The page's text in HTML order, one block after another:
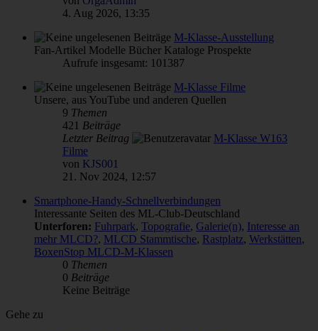
4. Aug 2026, 13:35
M-Klasse-Ausstellung
Fan-Artikel Modelle Bücher Kataloge Prospekte
Aufrufe insgesamt: 101387
M-Klasse Filme
Unsere, aus YouTube und anderen Quellen
9 Themen
421 Beiträge
Letzter Beitrag
M-Klasse W163
Filme
von KJS001
21. Nov 2024, 12:57
Smartphone-Handy-Schnellverbindungen
Interessante Seiten des ML-Club-Deutschland
Unterforen: Fuhrpark, Topografie, Galerie(n), Interesse an
mehr MLCD?, MLCD Stammtische, Rastplatz, Werkstätten,
BoxenStop MLCD-M-Klassen
0 Themen
0 Beiträge
Keine Beiträge
Gehe zu